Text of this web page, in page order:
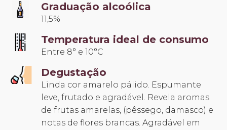
Graduação alcoólica
11,5%
Temperatura ideal de consumo
Entre 8° e 10°C
Degustação
Linda cor amarelo pálido. Espumante
leve, frutado e agradável. Revela aromas
de frutas amarelas, (pêssego, damasco) e
notas de flores brancas. Agradável em